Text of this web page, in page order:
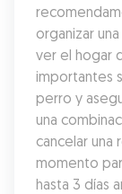
organizar
ver el hogar
importantes
perro y
una
cancelar una
momento
hasta 3 días